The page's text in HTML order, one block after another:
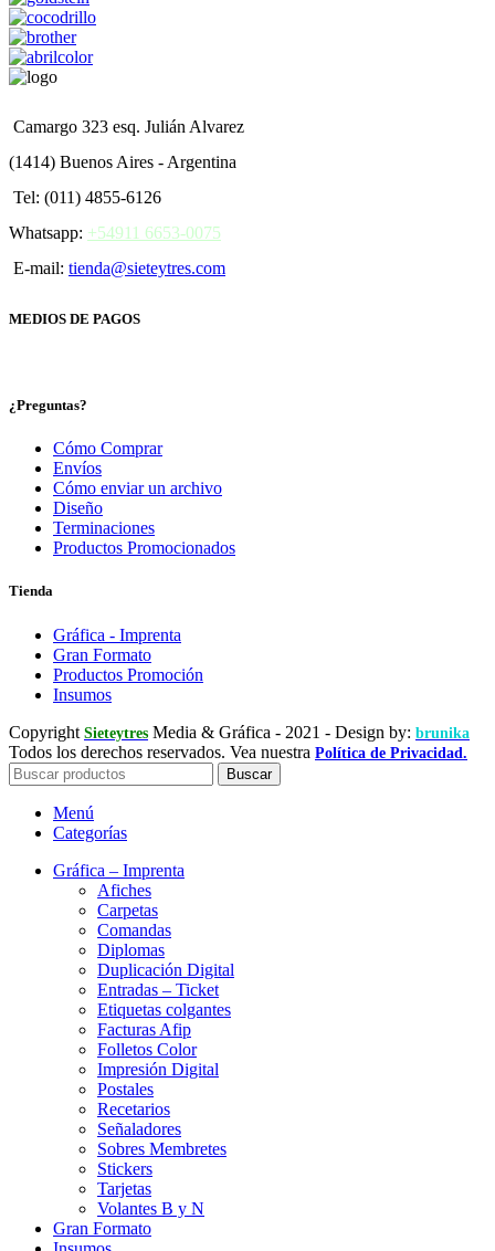
Camargo 323 esq. Julián Alvarez
(1414) Buenos Aires - Argentina
Tel: (011) 4855-6126
Whatsapp: +54911 6653-0075
E-mail: tienda@sieteytres.com
MEDIOS DE PAGOS
¿Preguntas?
Cómo Comprar
Envíos
Cómo enviar un archivo
Diseño
Terminaciones
Productos Promocionados
Tienda
Gráfica - Imprenta
Gran Formato
Productos Promoción
Insumos
Copyright Sieteytres Media & Gráfica - 2021 - Design by: brunika
Todos los derechos reservados. Vea nuestra Política de Privacidad.
Buscar
Menú
Categorías
Gráfica – Imprenta
Afiches
Carpetas
Comandas
Diplomas
Duplicación Digital
Entradas – Ticket
Etiquetas colgantes
Facturas Afip
Folletos Color
Impresión Digital
Postales
Recetarios
Señaladores
Sobres Membretes
Stickers
Tarjetas
Volantes B y N
Gran Formato